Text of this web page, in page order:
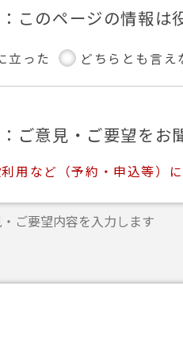
このページの情報は
立った どちらとも言え
ご意見・ご要望をお
用など（予約・申込等）